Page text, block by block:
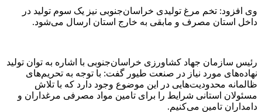
وی افزود: تخم مرغ تولیدی خراسان‌جنوبی نیز یک سوم تولید در
داخل استان مصرف و مابقی به خارج استان ارسال می‌شود.
رئیس سازمان جهاد کشاورزی خراسان‌جنوبی با اشاره به توان تولید
نهاده‌های مورد نیاز در صنعت طیور گفت: با توجه به تحریم‌های
ظالمانه محدودیت‌هایی در این موضوع وجود دارد که با تلاش
مسئولان استانی شرایط را برای تامین مواد مصرفی مرغداران و
دامداران تامین می‌کنیم.